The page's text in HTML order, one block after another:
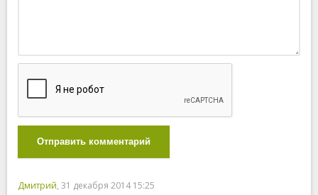
Отправить комментарий
Дмитрий, 31 декабря 2014 15:25